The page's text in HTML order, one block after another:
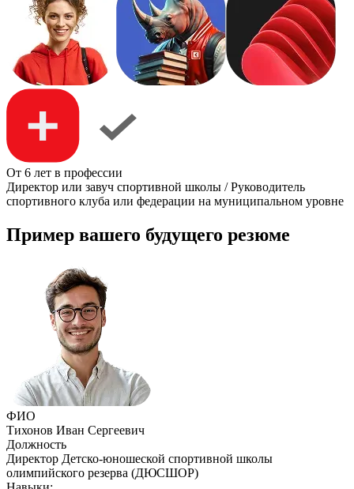
От 6 лет в профессии
Директор или завуч спортивной школы / Руководитель
спортивного клуба или федерации на муниципальном уровне
Пример вашего будущего резюме
ФИО
Тихонов Иван Сергеевич
Должность
Директор Детско-юношеской спортивной школы
олимпийского резерва (ДЮСШОР)